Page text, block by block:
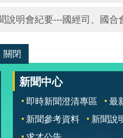
說明會紀要---國經司、國合
關閉
新聞中心
即時新聞澄清專區 最
新聞參考資料
新聞說